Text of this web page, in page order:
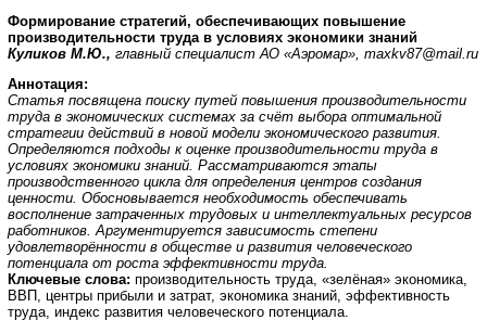
Формирование стратегий, обеспечивающих повышение
производительности труда в условиях экономики знаний
Куликов М.Ю., главный специалист АО «Аэромар», maxkv87@mail.ru
Аннотация:
Статья посвящена поиску путей повышения производительности
труда в экономических системах за счёт выбора оптимальной
стратегии действий в новой модели экономического развития.
Определяются подходы к оценке производительности труда в
условиях экономики знаний. Рассматриваются этапы
производственного цикла для определения центров создания
ценности. Обосновывается необходимость обеспечивать
восполнение затраченных трудовых и интеллектуальных ресурсов
работников. Аргументируется зависимость степени
удовлетворённости в обществе и развития человеческого
потенциала от роста эффективности труда.
Ключевые слова: производительность труда, «зелёная» экономика,
ВВП, центры прибыли и затрат, экономика знаний, эффективность
труда, индекс развития человеческого потенциала.